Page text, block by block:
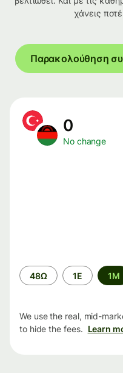
χάνεις
Παρακολούθηση
0
No change
Time
period
48Ω 1Ε 1M
We use the real, mid-
to hide the fees. Learn